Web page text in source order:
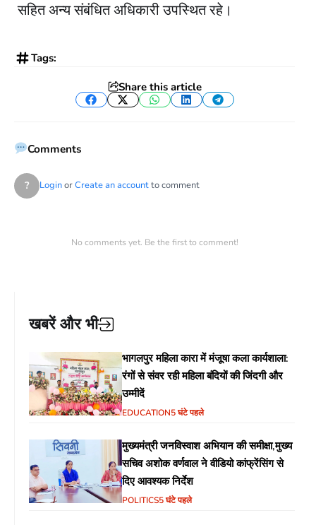
सहित अन्य संबंधित अधिकारी उपस्थित रहे।
Tags:
Share this article
Facebook
TwitterWhatsApp
LinkedInTelegram
Comments
? LoginorCreate an accountto comment
No comments yet. Be the first to comment!
खबरें और भी
भागलपुर महिला कारा में मंजूषा कला कार्यशाला:
रंगों से संवर रही महिला बंदियों की जिंदगी और
उम्मीदें
EDUCATION5 घंटे पहले
मुख्यमंत्री जनविस्वाश अभियान की समीक्षा,मुख्य
सचिव अशोक वर्णवाल ने वीडियो कांफ्रेंसिंग से
दिए आवश्यक निर्देश
POLITICS5 घंटे पहले